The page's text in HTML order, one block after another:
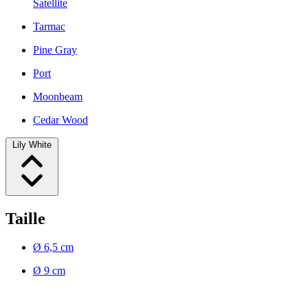
Satellite
Tarmac
Pine Gray
Port
Moonbeam
Cedar Wood
Lily White
Taille
Ø 6,5 cm
Ø 9 cm